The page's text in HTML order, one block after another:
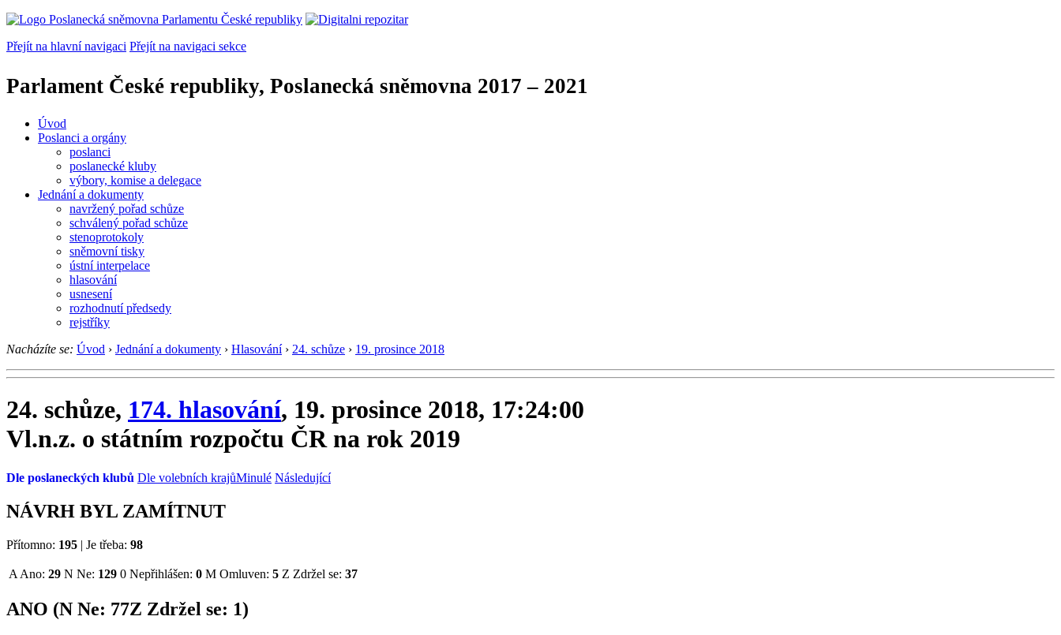
Přejít na hlavní navigaci Přejít na navigaci sekce
Parlament České republiky, Poslanecká sněmovna 2017 – 2021
Úvod
Poslanci a orgány
poslanci
poslanecké kluby
výbory, komise a delegace
Jednání a dokumenty
navržený pořad schůze
schválený pořad schůze
stenoprotokoly
sněmovní tisky
ústní interpelace
hlasování
usnesení
rozhodnutí předsedy
rejstříky
Nacházíte se: Úvod › Jednání a dokumenty › Hlasování › 24. schůze › 19. prosince 2018
24. schůze, 174. hlasování, 19. prosince 2018, 17:24:00
Vl.n.z. o státním rozpočtu ČR na rok 2019
Dle poslaneckých klubů Dle volebních krajůMinulé Následující
NÁVRH BYL ZAMÍTNUT
Přítomno: 195 | Je třeba: 98
A Ano: 29 N Ne: 129 0 Nepřihlášen: 0 M Omluven: 5 Z Zdržel se: 37
ANO (N Ne: 77Z Zdržel se: 1)